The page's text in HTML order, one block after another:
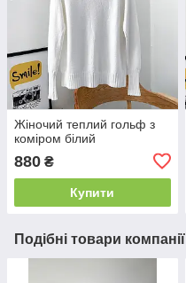
Жіночий теплий гольф з
коміром білий
880 ₴
Купити
Подібні товари компанії